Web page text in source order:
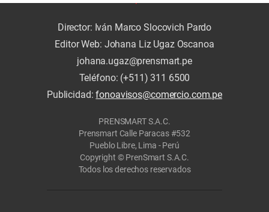
Director: Iván Marco Slocovich Pardo
Editor Web: Johana Liz Ugaz Oscanoa
johana.ugaz@prensmart.pe
Teléfono: (+511) 311 6500
Publicidad:fonoavisos@comercio.com.pe
PRENSMART S.A.C.
Prensmart Calle Paracas #532
Pueblo Libre, Lima - Perú
Copyright © PrenSmart S.A.C.
Todos los derechos reservados